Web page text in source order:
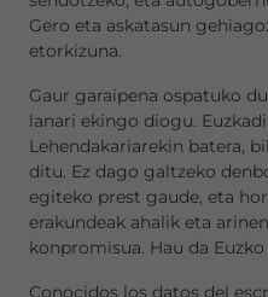
Gero eta askatasun
etorkizuna.
Gaur garaipena ospatuko
lanari ekingo diogu.
Lehendakariarekin batera,
ditu. Ez dago galtzeko
egiteko prest gaude, eta
erakundeak ahalik eta
konpromisua. Hau da
Conocidos los datos del